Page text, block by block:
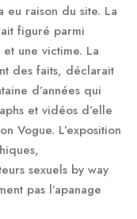
raison du site. La
figuré parmi
une victime. La
des faits, déclarait
d’années qui
et vidéos d’elle
Vogue. L’exposition
sexuels by way
pas l’apanage